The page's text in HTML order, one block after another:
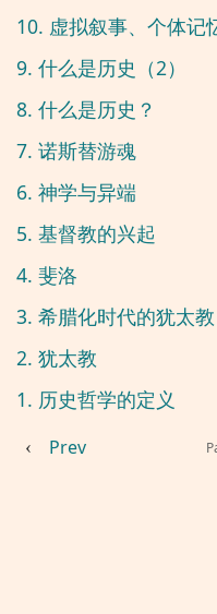
10. 虚拟叙事、个体记
9. 什么是历史（2）
8. 什么是历史？
7. 诺斯替游魂
6. 神学与异端
5. 基督教的兴起
4. 斐洛
3. 希腊化时代的犹太教
2. 犹太教
1. 历史哲学的定义
‹ Prev